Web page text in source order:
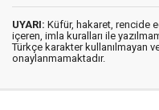
UYARI: Küfür, hakaret, rencide
içeren, imla kuralları ile
Türkçe karakter kullanılmayan
onaylanmamaktadır.